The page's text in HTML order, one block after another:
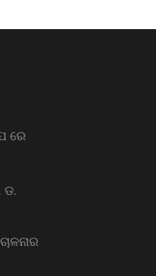
ରେ
ଡ.